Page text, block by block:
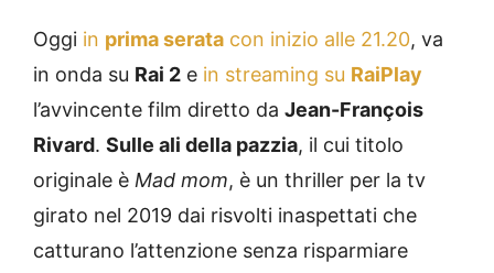
Oggi in prima serata con inizio alle 21.20, va
in onda su Rai 2 e in streaming su RaiPlay
l’avvincente film diretto da Jean-François
Rivard. Sulle ali della pazzia, il cui titolo
originale è Mad mom, è un thriller per la tv
girato nel 2019 dai risvolti inaspettati che
catturano l’attenzione senza risparmiare